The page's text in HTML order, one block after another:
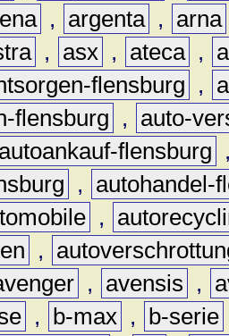
, argenta , arna
, asx , ateca ,
flensburg ,
flensburg
,
auto-
autoankauf-flensburg
,
autohandel-
,
,
, avensis ,
, b-max , b-serie